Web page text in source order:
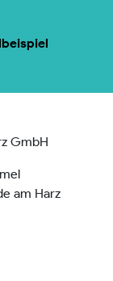
GmbH
am Harz